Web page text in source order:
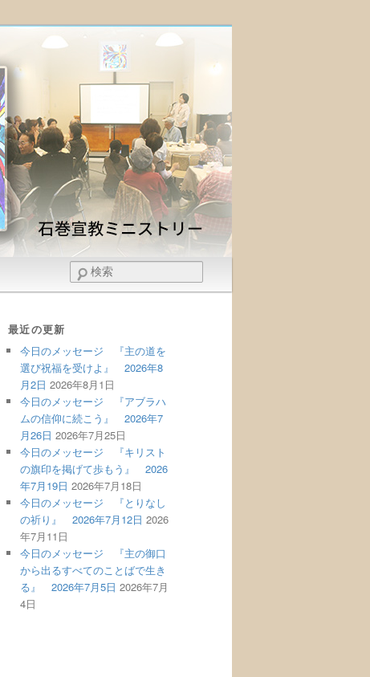
索
最近の更新
今日のメッセージ 『主の道を
選び祝福を受けよ』 2026年8
月2日 2026年8月1日
今日のメッセージ 『アブラハ
ムの信仰に続こう』 2026年7
月26日 2026年7月25日
今日のメッセージ 『キリスト
の旗印を掲げて歩もう』 2026
年7月19日 2026年7月18日
今日のメッセージ 『とりなし
の祈り』 2026年7月12日 2026
年7月11日
今日のメッセージ 『主の御口
から出るすべてのことばで生き
る』 2026年7月5日 2026年7月
4日